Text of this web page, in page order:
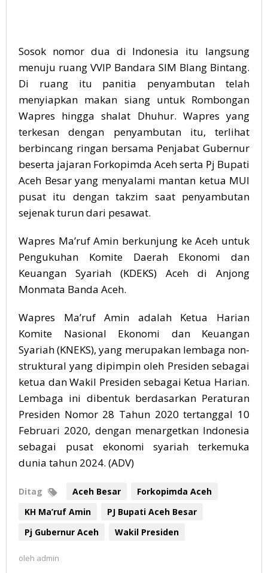
Sosok nomor dua di Indonesia itu langsung
menuju ruang VVIP Bandara SIM Blang Bintang.
Di ruang itu panitia penyambutan telah
menyiapkan makan siang untuk Rombongan
Wapres hingga shalat Dhuhur. Wapres yang
terkesan dengan penyambutan itu, terlihat
berbincang ringan bersama Penjabat Gubernur
beserta jajaran Forkopimda Aceh serta Pj Bupati
Aceh Besar yang menyalami mantan ketua MUI
pusat itu dengan takzim saat penyambutan
sejenak turun dari pesawat.
Wapres Ma’ruf Amin berkunjung ke Aceh untuk
Pengukuhan Komite Daerah Ekonomi dan
Keuangan Syariah (KDEKS) Aceh di Anjong
Monmata Banda Aceh.
Wapres Ma’ruf Amin adalah Ketua Harian
Komite Nasional Ekonomi dan Keuangan
Syariah (KNEKS), yang merupakan lembaga non-
struktural yang dipimpin oleh Presiden sebagai
ketua dan Wakil Presiden sebagai Ketua Harian.
Lembaga ini dibentuk berdasarkan Peraturan
Presiden Nomor 28 Tahun 2020 tertanggal 10
Februari 2020, dengan menargetkan Indonesia
sebagai pusat ekonomi syariah terkemuka
dunia tahun 2024. (ADV)
Ditag Aceh Besar
Forkopimda Aceh
KH Ma’ruf Amin
PJ Bupati Aceh Besar
Pj Gubernur Aceh
Wakil Presiden
oleh admin